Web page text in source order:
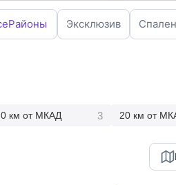
Районы Эксклюзив Спален
км от МКАД 3 20 км от